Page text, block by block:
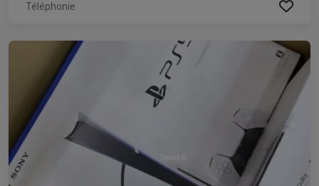
Téléphonie